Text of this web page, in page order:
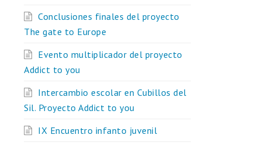
Conclusiones finales del proyecto
The gate to Europe
Evento multiplicador del proyecto
Addict to you
Intercambio escolar en Cubillos del
Sil. Proyecto Addict to you
IX Encuentro infanto juvenil